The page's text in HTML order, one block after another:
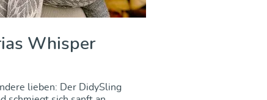
Whisper
lieben: Der DidySling